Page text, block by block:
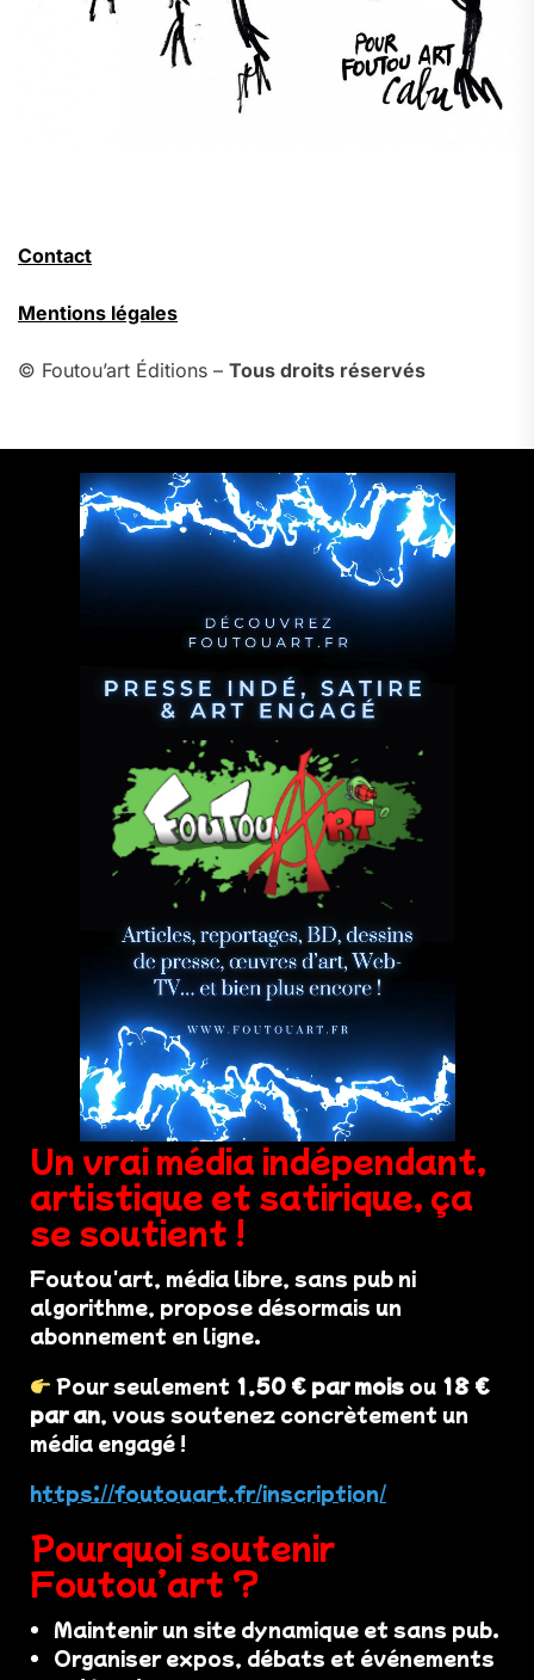
Contact
Mentions légales
© Foutou’art Éditions – Tous droits réservés
Un vrai média indépendant,
artistique et satirique, ça
se soutient !
Foutou'art, média libre, sans pub ni
algorithme, propose désormais un
abonnement en ligne.
Pour seulement 1,50 € par mois ou 18 €
par an, vous soutenez concrètement un
média engagé !
https://foutouart.fr/inscription/
Pourquoi soutenir
Foutou’art ?
Maintenir un site dynamique et sans pub.
Organiser expos, débats et événements